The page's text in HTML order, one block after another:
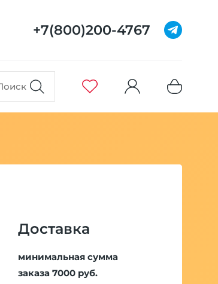
+7(800)200-4767
Доставка
минимальная сумма
заказа 7000 руб.